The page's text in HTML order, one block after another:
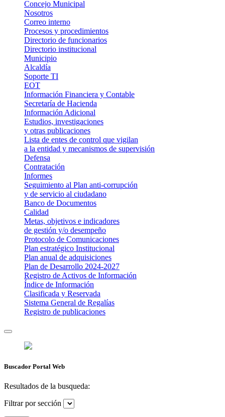
Concejo Municipal
Nosotros
Correo interno
Procesos y procedimientos
Directorio de funcionarios
Directorio institucional
Municipio
Alcaldía
Soporte TI
EOT
Información Financiera y Contable
Secretaría de Hacienda
Información Adicional
Estudios, investigaciones
y otras publicaciones
Lista de entes de control que vigilan
a la entidad y mecanismos de supervisión
Defensa
Contratación
Informes
Seguimiento al Plan anti-corrupción
y de servicio al ciudadano
Banco de Documentos
Calidad
Metas, objetivos e indicadores
de gestión y/o desempeño
Protocolo de Comunicaciones
Plan estratégico Institucional
Plan anual de adquisiciones
Plan de Desarrollo 2024-2027
​Registro de Activos de Información​​
Índice de Información
Clasificada y Reservada
Sistema General de Regalías
Registro de publicaciones
Buscador Portal Web
Resultados de la busqueda:
Filtrar por sección